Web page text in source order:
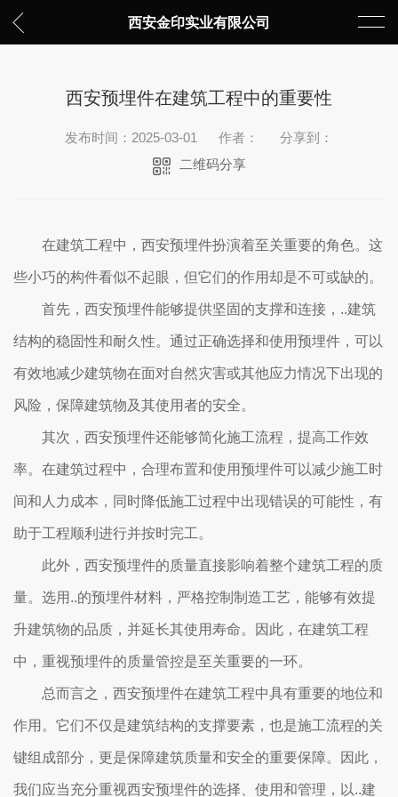
西安金印实业有限公司
西安预埋件在建筑工程中的重要性
发布时间：2025-03-01 作者：
分享到：
二维码分享
在建筑工程中，西安预埋件扮演着至关重要的角色。这
些小巧的构件看似不起眼，但它们的作用却是不可或缺的。
首先，西安预埋件能够提供坚固的支撑和连接，..建筑
结构的稳固性和耐久性。通过正确选择和使用预埋件，可以
有效地减少建筑物在面对自然灾害或其他应力情况下出现的
风险，保障建筑物及其使用者的安全。
其次，西安预埋件还能够简化施工流程，提高工作效
率。在建筑过程中，合理布置和使用预埋件可以减少施工时
间和人力成本，同时降低施工过程中出现错误的可能性，有
助于工程顺利进行并按时完工。
此外，西安预埋件的质量直接影响着整个建筑工程的质
量。选用..的预埋件材料，严格控制制造工艺，能够有效提
升建筑物的品质，并延长其使用寿命。因此，在建筑工程
中，重视预埋件的质量管控是至关重要的一环。
总而言之，西安预埋件在建筑工程中具有重要的地位和
作用。它们不仅是建筑结构的支撑要素，也是施工流程的关
键组成部分，更是保障建筑质量和安全的重要保障。因此，
我们应当充分重视西安预埋件的选择、使用和管理，以..建